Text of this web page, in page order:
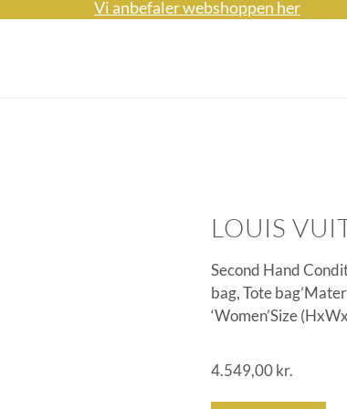
Vi anbefaler webshoppen her
LOUIS
Second Hand
bag, Tote
‘Women’Size
4.549,00kr.